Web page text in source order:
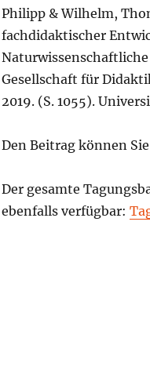
Philipp & Wilhelm,
fachdidaktischer
Gesellschaft für
2019. (S. 1055).
Den Beitrag können Sie
Der gesamte
ebenfalls verfügbar: